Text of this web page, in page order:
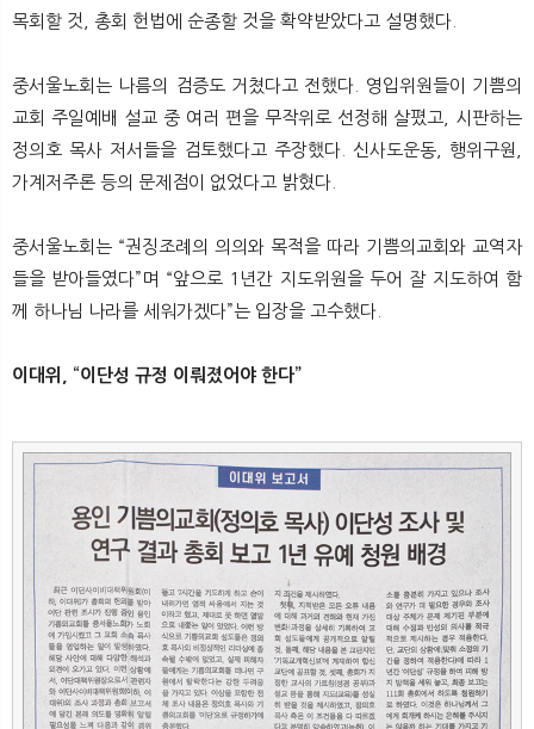
목회할 것, 총회 헌법에 순종할 것을 확약받았다고 설명했다.
중서울노회는 나름의 검증도 거쳤다고 전했다. 영입위원들이 기쁨의
교회 주일예배 설교 중 여러 편을 무작위로 선정해 살폈고, 시판하는
정의호 목사 저서들을 검토했다고 주장했다. 신사도운동, 행위구원,
가계저주론 등의 문제점이 없었다고 밝혔다.
중서울노회는 “권징조례의 의의와 목적을 따라 기쁨의교회와 교역자
들을 받아들였다”며 “앞으로 1년간 지도위원을 두어 잘 지도하여 함
께 하나님 나라를 세워가겠다”는 입장을 고수했다.
이대위, “이단성 규정 이뤄졌어야 한다”